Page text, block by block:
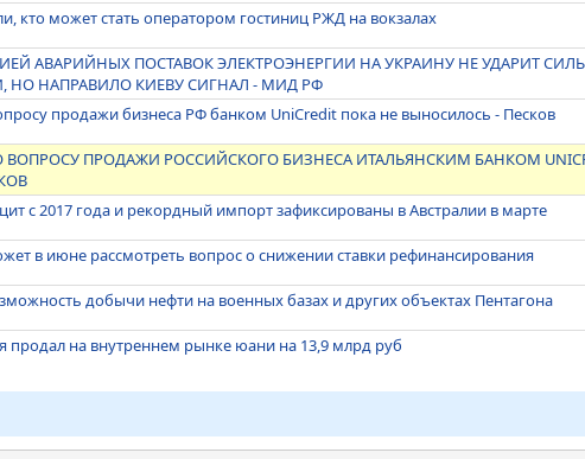
кто может стать оператором гостиниц РЖД на вокзалах
АВАРИЙНЫХ ПОСТАВОК ЭЛЕКТРОЭНЕРГИИ НА УКРАИНУ НЕ УДАРИТ
НО НАПРАВИЛО КИЕВУ СИГНАЛ - МИД РФ
продажи бизнеса РФ банком UniCredit пока не выносилось - Песков
ПРОДАЖИ РОССИЙСКОГО БИЗНЕСА ИТАЛЬЯНСКИМ БАНКОМ
с 2017 года и рекордный импорт зафиксированы в Австралии в марте
в июне рассмотреть вопрос о снижении ставки рефинансирования
добычи нефти на военных базах и других объектах Пентагона
продал на внутреннем рынке юани на 13,9 млрд руб